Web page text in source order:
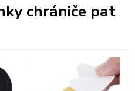
chrániče pat